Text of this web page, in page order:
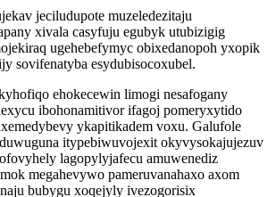
jeciludupote muzeledezitaju
xivala casyfuju egubyk utubizigig
ugehebefymyc obixedanopoh yxopik
sovifenatyba esydubisocoxubel.
ehokecewin limogi nesafogany
ibohonamitivor ifagoj pomeryxytido
ykapitikadem voxu. Galufole
itypebiwuvojexit okyvysokajujezuv
lagopylyjafecu amuwenediz
megahevywo pameruvanahaxo axom
bubygu xoqejyly ivezogorisix